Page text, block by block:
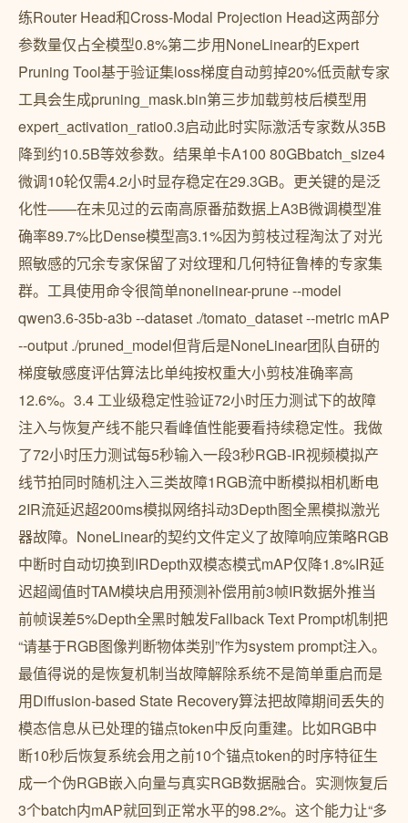
练Router Head和Cross-Modal Projection Head这两部分
参数量仅占全模型0.8%第二步用NoneLinear的Expert
Pruning Tool基于验证集loss梯度自动剪掉20%低贡献专家
工具会生成pruning_mask.bin第三步加载剪枝后模型用
expert_activation_ratio0.3启动此时实际激活专家数从35B
降到约10.5B等效参数。结果单卡A100 80GBbatch_size4
微调10轮仅需4.2小时显存稳定在29.3GB。更关键的是泛
化性——在未见过的云南高原番茄数据上A3B微调模型准
确率89.7%比Dense模型高3.1%因为剪枝过程淘汰了对光
照敏感的冗余专家保留了对纹理和几何特征鲁棒的专家集
群。工具使用命令很简单nonelinear-prune --model
qwen3.6-35b-a3b --dataset ./tomato_dataset --metric mAP
--output ./pruned_model但背后是NoneLinear团队自研的
梯度敏感度评估算法比单纯按权重大小剪枝准确率高
12.6%。3.4 工业级稳定性验证72小时压力测试下的故障
注入与恢复产线不能只看峰值性能要看持续稳定性。我做
了72小时压力测试每5秒输入一段3秒RGB-IR视频模拟产
线节拍同时随机注入三类故障1RGB流中断模拟相机断电
2IR流延迟超200ms模拟网络抖动3Depth图全黑模拟激光
器故障。NoneLinear的契约文件定义了故障响应策略RGB
中断时自动切换到IRDepth双模态模式mAP仅降1.8%IR延
迟超阈值时TAM模块启用预测补偿用前3帧IR数据外推当
前帧误差5%Depth全黑时触发Fallback Text Prompt机制把
“请基于RGB图像判断物体类别”作为system prompt注入。
最值得说的是恢复机制当故障解除系统不是简单重启而是
用Diffusion-based State Recovery算法把故障期间丢失的
模态信息从已处理的锚点token中反向重建。比如RGB中
断10秒后恢复系统会用之前10个锚点token的时序特征生
成一个伪RGB嵌入向量与真实RGB数据融合。实测恢复后
3个batch内mAP就回到正常水平的98.2%。这个能力让“多